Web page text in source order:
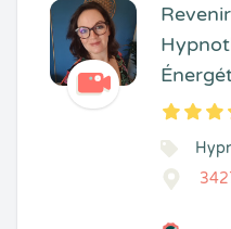
5
1
5
50